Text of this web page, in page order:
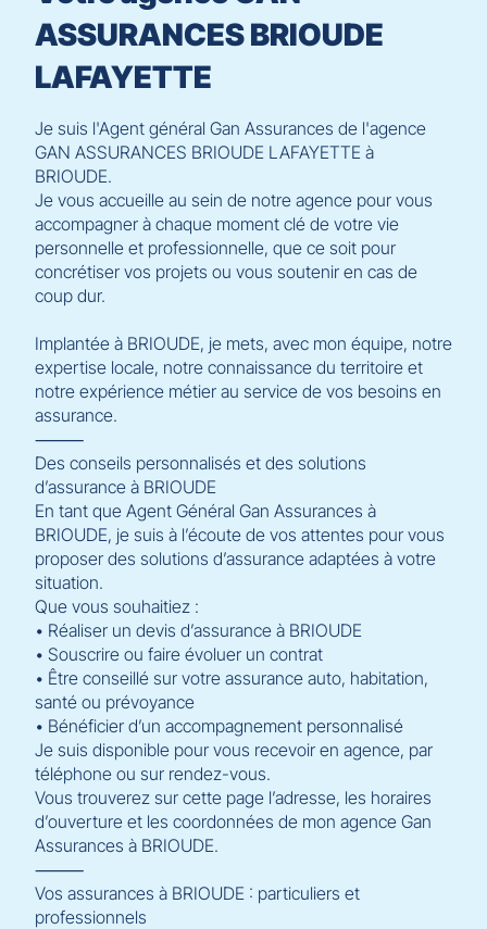
ASSURANCES BRIOUDE
LAFAYETTE
Je suis l'Agent général Gan Assurances de l'agence
GAN ASSURANCES BRIOUDE LAFAYETTE à
BRIOUDE.
Je vous accueille au sein de notre agence pour vous
accompagner à chaque moment clé de votre vie
personnelle et professionnelle, que ce soit pour
concrétiser vos projets ou vous soutenir en cas de
coup dur.
Implantée à BRIOUDE, je mets, avec mon équipe, notre
expertise locale, notre connaissance du territoire et
notre expérience métier au service de vos besoins en
assurance.
⸻
Des conseils personnalisés et des solutions
d’assurance à BRIOUDE
En tant que Agent Général Gan Assurances à
BRIOUDE, je suis à l’écoute de vos attentes pour vous
proposer des solutions d’assurance adaptées à votre
situation.
Que vous souhaitiez :
• Réaliser un devis d’assurance à BRIOUDE
• Souscrire ou faire évoluer un contrat
• Être conseillé sur votre assurance auto, habitation,
santé ou prévoyance
• Bénéficier d’un accompagnement personnalisé
Je suis disponible pour vous recevoir en agence, par
téléphone ou sur rendez-vous.
Vous trouverez sur cette page l’adresse, les horaires
d’ouverture et les coordonnées de mon agence Gan
Assurances à BRIOUDE.
⸻
Vos assurances à BRIOUDE : particuliers et
professionnels